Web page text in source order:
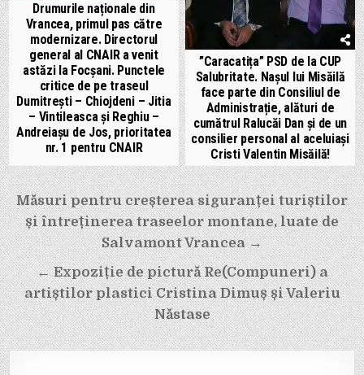
Drumurile naționale din
Vrancea, primul pas către
modernizare. Directorul
general al CNAIR a venit
astăzi la Focșani. Punctele
critice de pe traseul
Dumitrești – Chiojdeni – Jitia
– Vintileasca și Reghiu –
Andreiașu de Jos, prioritatea
nr. 1 pentru CNAIR
”Caracatița” PSD de la CUP
Salubritate. Nașul lui Misăilă
face parte din Consiliul de
Administrație, alături de
cumătrul Ralucăi Dan și de un
consilier personal al aceluiași
Cristi Valentin Misăilă!
Navigare
în
articole
Măsuri pentru creșterea siguranței turiștilor
și întreținerea traseelor montane, luate de
Salvamont Vrancea →
← Expoziție de pictură Re(Compuneri) a
artiștilor plastici Cristina Dimuș și Valeriu
Năstase